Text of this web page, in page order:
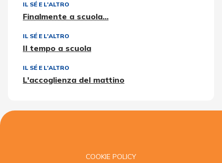
IL SÉ E L'ALTRO
Finalmente a scuola...
IL SÉ E L'ALTRO
Il tempo a scuola
IL SÉ E L'ALTRO
L'accoglienza del mattino
COOKIE POLICY